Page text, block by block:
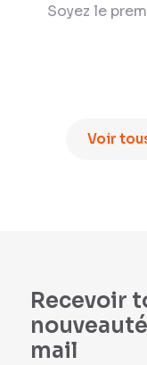
Soyez le
Voir
Recevoir
mail